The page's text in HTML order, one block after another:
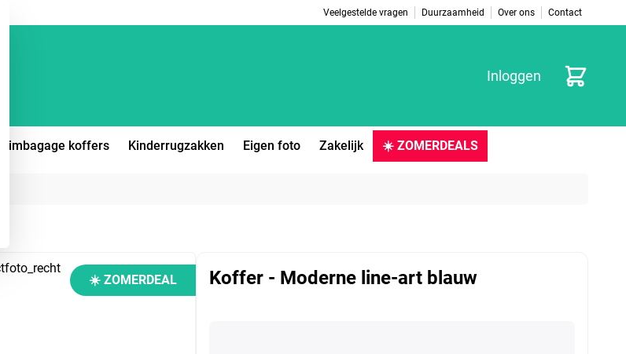
Veelgestelde vragen Duurzaamheid Over ons Contact
Inloggen
Ruimbagage koffers Kinderrugzakken Eigen foto Zakelijk ☀️ ZOMERDEALS
☀️ ZOMERDEAL Koffer - Moderne line-art blauw